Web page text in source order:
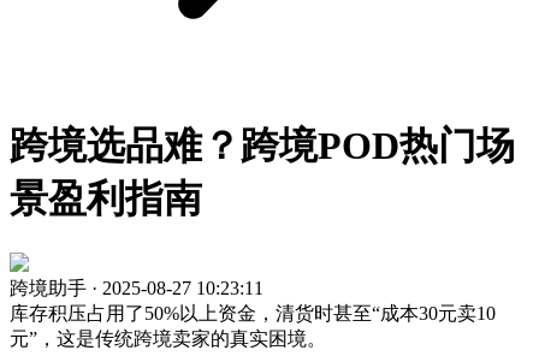
跨境选品难？跨境POD热门场
景盈利指南
跨境助手 · 2025-08-27 10:23:11
库存积压占用了50%以上资金，清货时甚至“成本30元卖10
元”，这是传统跨境卖家的真实困境。